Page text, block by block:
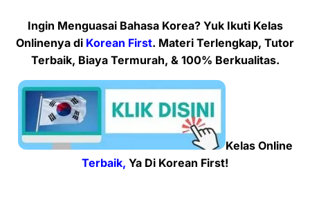
Ingin Menguasai Bahasa Korea? Yuk Ikuti Kelas
Onlinenya di Korean First. Materi Terlengkap, Tutor
Terbaik, Biaya Termurah, & 100% Berkualitas.
Kelas Online
Terbaik, Ya Di Korean First!